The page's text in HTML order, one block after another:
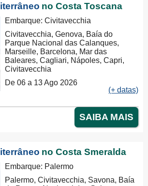
no Costa Toscana
Embarque: Civitavecchia
Civitavecchia, Genova, Baía do
Parque Nacional das Calanques,
Marseille, Barcelona, Mar das
Baleares, Cagliari, Nápoles, Capri,
Civitavecchia
De 06 a 13 Ago 2026
(+ datas)
SAIBA MAIS
no Costa Smeralda
Embarque: Palermo
Palermo, Civitavecchia, Savona, Baía